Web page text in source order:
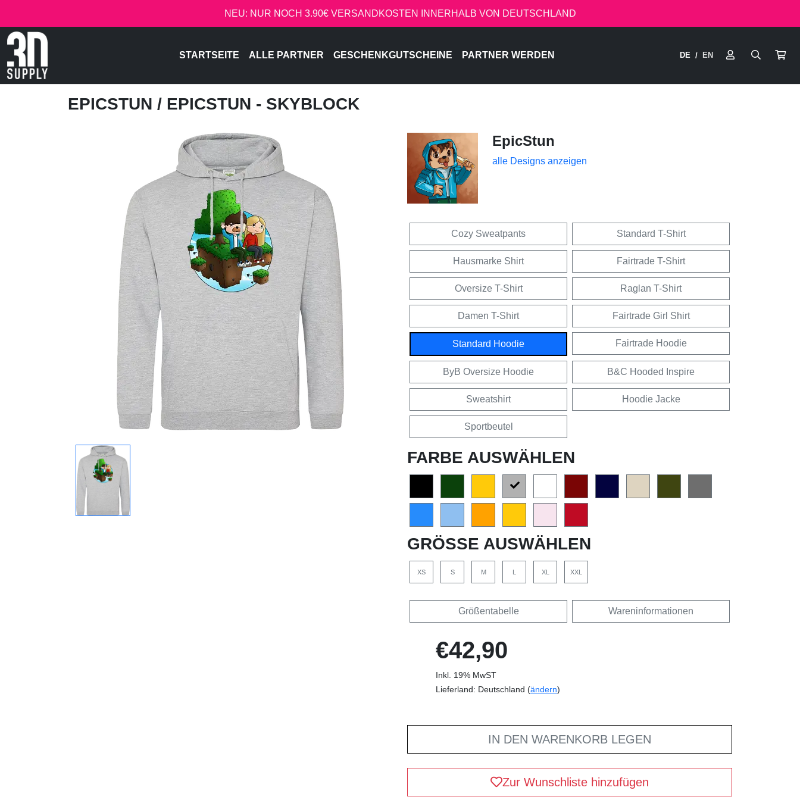
NEU: NUR NOCH 3.90€ VERSANDKOSTEN INNERHALB VON DEUTSCHLAND
STARTSEITE ALLE PARTNER GESCHENKGUTSCHEINE PARTNER WERDEN DE / EN
EPICSTUN / EPICSTUN - SKYBLOCK
EpicStun
alle Designs anzeigen
Cozy Sweatpants Standard T-Shirt
Hausmarke Shirt Fairtrade T-Shirt
Oversize T-Shirt Raglan T-Shirt
Damen T-Shirt Fairtrade Girl Shirt
Standard Hoodie Fairtrade Hoodie
ByB Oversize Hoodie B&C Hooded Inspire
Sweatshirt Hoodie Jacke
Sportbeutel
FARBE AUSWÄHLEN
GRÖSSE AUSWÄHLEN
XS S M L XL XXL
Größentabelle Wareninformationen
€42,90
Inkl. 19% MwST
Lieferland: Deutschland (ändern)
IN DEN WARENKORB LEGEN
Zur Wunschliste hinzufügen